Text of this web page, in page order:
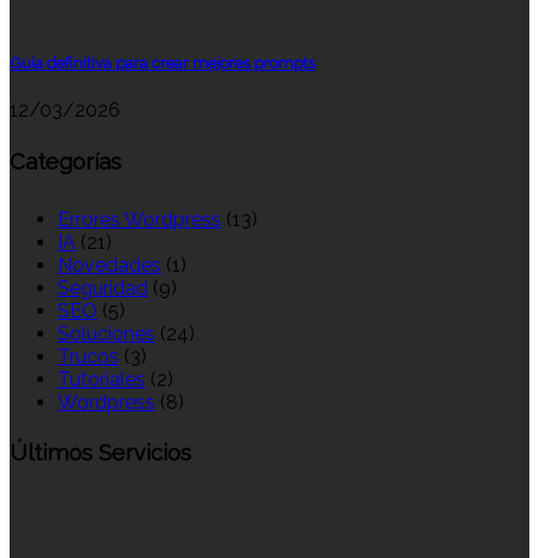
Guía definitiva para crear mejores prompts
12/03/2026
Categorías
Errores Wordpress (13)
IA (21)
Novedades (1)
Seguridad (9)
SEO (5)
Soluciones (24)
Trucos (3)
Tutoriales (2)
Wordpress (8)
Últimos Servicios